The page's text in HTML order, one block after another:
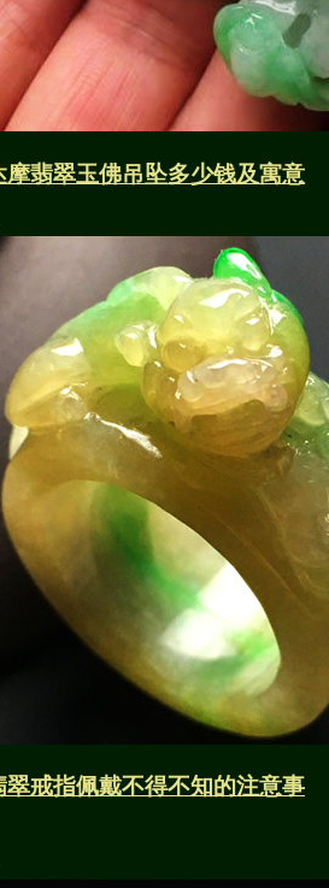
翡翠玉佛吊坠多少钱及寓意
戒指佩戴不得不知的注意事